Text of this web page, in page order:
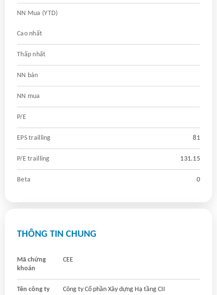
NN Mua (YTD)
Cao nhất
Thấp nhất
NN bán
NN mua
P/E
EPS trailling 81
P/E trailling 131.15
Beta 0
THÔNG TIN CHUNG
Mã chứng
khoán
CEE
Tên công ty Công ty Cổ phần Xây dựng Hạ tầng CII